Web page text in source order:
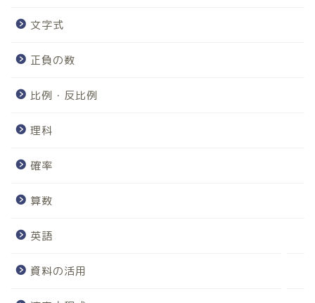
文字式
正負の数
比例・反比例
理科
確率
算数
英語
資料の活用